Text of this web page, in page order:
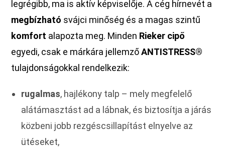
legrégibb, ma is aktív képviselője. A cég hírnevét a
megbízható svájci minőség és a magas szintű
komfort alapozta meg. Minden Rieker cipő
egyedi, csak e márkára jellemzőANTISTRESS®
tulajdonságokkal rendelkezik:
rugalmas, hajlékony talp – mely megfelelő
alátámasztást ad a lábnak, és biztosítja a járás
közbeni jobb rezgéscsillapítást elnyelve az
ütéseket,